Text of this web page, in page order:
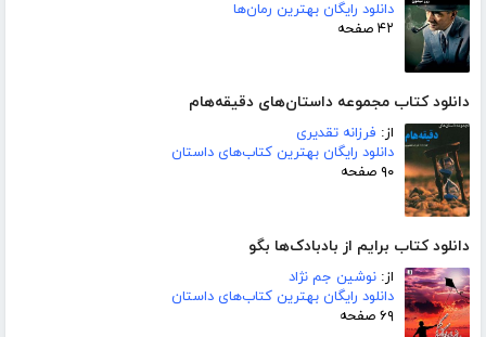
دانلود رایگان بهترین رمان‌ها
۴۲ صفحه
دانلود کتاب مجموعه داستان‌های دقیقه‌هام
از: فرزانه تقدیری
دانلود رایگان بهترین کتاب‌های داستان
۹۰ صفحه
دانلود کتاب برایم از بادبادک‌ها بگو
از: نوشین جم نژاد
دانلود رایگان بهترین کتاب‌های داستان
۶۹ صفحه